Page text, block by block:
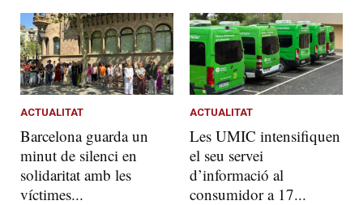
ACTUALITAT
Barcelona guarda un
minut de silenci en
solidaritat amb les
víctimes...
ACTUALITAT
Les UMIC intensifiquen
el seu servei
d’informació al
consumidor a 17...